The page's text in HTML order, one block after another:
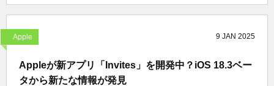
Apple 9 JAN 2025
Appleが新アプリ「Invites」を開発中？iOS 18.3ベー
タから新たな情報が発見